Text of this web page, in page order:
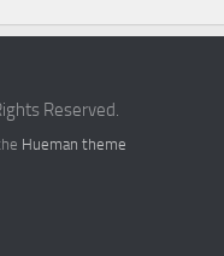
Reserved.
Hueman theme